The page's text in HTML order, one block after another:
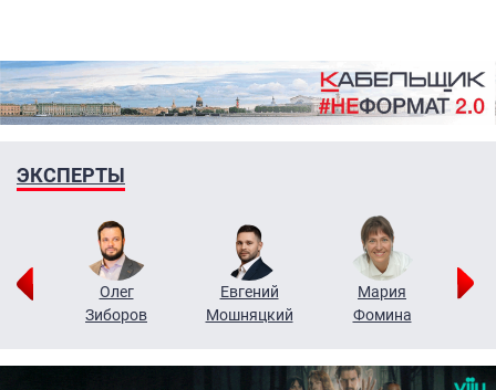
ЭКСПЕРТЫ
Олег
Зиборов
Евгений
Мошняцкий
Мария
Фомина